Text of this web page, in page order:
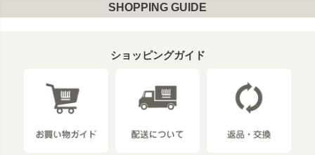
SHOPPING GUIDE
ショッピングガイド